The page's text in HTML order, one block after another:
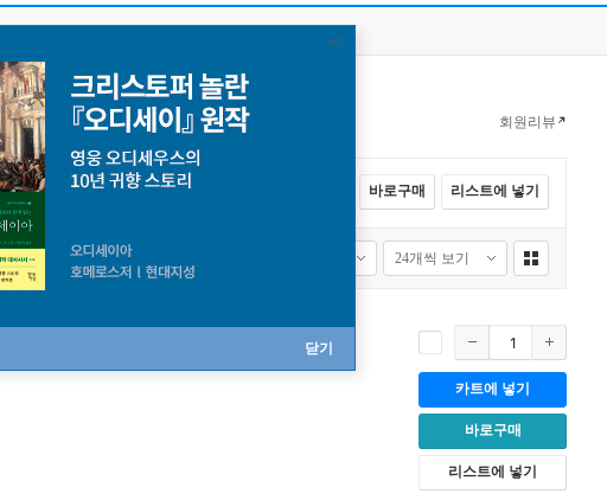
닫기
회원리뷰
전체선택 바로구매 리스트에 넣기
카트에 넣기
바로구매
리스트에 넣기